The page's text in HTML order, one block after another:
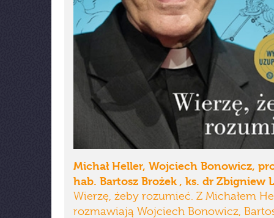
Michał Heller, Wojciech Bonowicz,
hab. Bartosz Brożek , ks. dr Zbigniew
Wierzę, żeby rozumieć. Z Michałem
rozmawiają Wojciech Bonowicz,